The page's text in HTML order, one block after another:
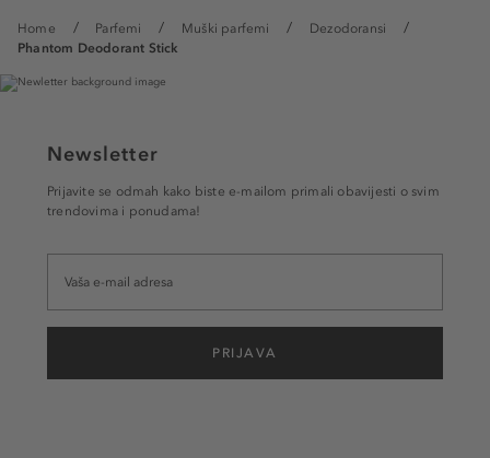
Home Parfemi Muški parfemi
Dezodoransi
Phantom Deodorant Stick
Newsletter
Prijavite se odmah kako biste e-mailom primali obavijesti o svim
trendovima i ponudama!
PRIJAVA